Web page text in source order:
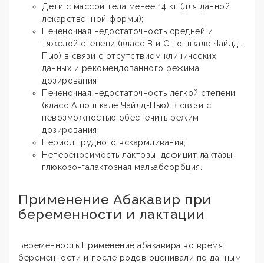
Дети с массой тела менее 14 кг (для данной
лекарственной формы);
Печеночная недостаточность средней и
тяжелой степени (класс В и С по шкале Чайлд-
Пью) в связи с отсутствием клинических
данных и рекомендованного режима
дозирования;
Печеночная недостаточность легкой степени
(класс А по шкале Чайлд-Пью) в связи с
невозможностью обеспечить режим
дозирования;
Период грудного вскармливания;
Непереносимость лактозы, дефицит лактазы,
глюкозо-галактозная мальабсорбция.
Применение Абакавир при
беременности и лактации
Беременность Применение абакавира во время
беременности и после родов оценивали по данным